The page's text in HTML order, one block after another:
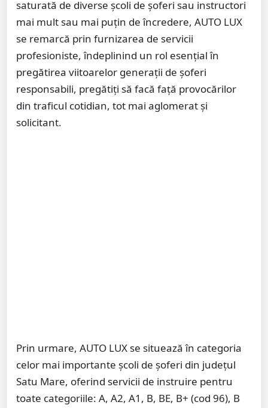
saturată de diverse școli de șoferi sau instructori
mai mult sau mai puțin de încredere, AUTO LUX
se remarcă prin furnizarea de servicii
profesioniste, îndeplinind un rol esențial în
pregătirea viitoarelor generații de șoferi
responsabili, pregătiți să facă față provocărilor
din traficul cotidian, tot mai aglomerat și
solicitant.
Prin urmare, AUTO LUX se situează în categoria
celor mai importante școli de șoferi din județul
Satu Mare, oferind servicii de instruire pentru
toate categoriile: A, A2, A1, B, BE, B+ (cod 96), B